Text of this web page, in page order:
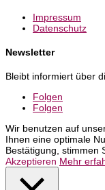
Impressum
Datenschutz
Newsletter
Bleibt informiert über
Folgen
Folgen
Wir benutzen auf
Ihnen eine optimale
Bestätigung, stimmen
Akzeptieren Mehr